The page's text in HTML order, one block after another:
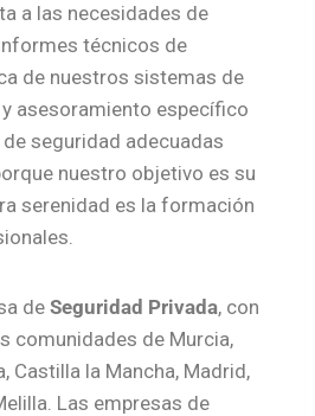
a las necesidades de
técnicos de
de nuestros sistemas de
asesoramiento específico
seguridad adecuadas
nuestro objetivo es su
serenidad es la formación
de Seguridad Privada, con
comunidades de Murcia,
Castilla la Mancha, Madrid,
Las empresas de